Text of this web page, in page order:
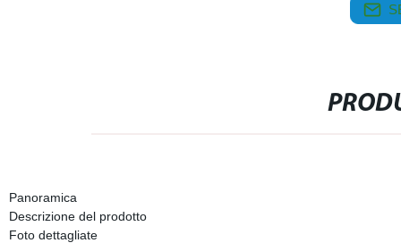
Panoramica
Descrizione del prodotto
Foto dettagliate